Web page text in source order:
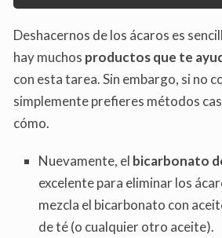
Deshacernos de los ácaros es
hay muchos productos que te
con esta tarea. Sin embargo, si no
simplemente prefieres métodos
cómo.
Nuevamente, el bicarbonato
excelente para eliminar los
mezcla el bicarbonato con
de té (o cualquier otro aceite).